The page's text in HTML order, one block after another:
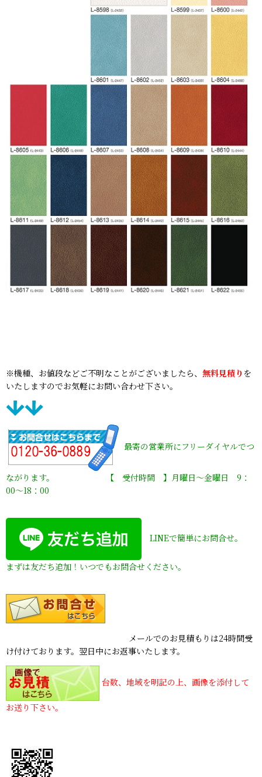
※機種、お値段などご不明なことがございましたら、 無料見積り を
いたしますのでお気軽にお問い合わせ下さい。
最寄の営業所にフリーダイヤルでつ
ながります。 【 受付時間 】月曜日〜金曜日 9：
00〜18：00
LINEで簡単にお問合せ。
まずは友だち追加！いつでもお問合せください。
メールでのお見積もりは24時間受
け付けております。翌日中にお返事いたします。
台数、地域を明記の上、画像を添付して
お送り下さい。